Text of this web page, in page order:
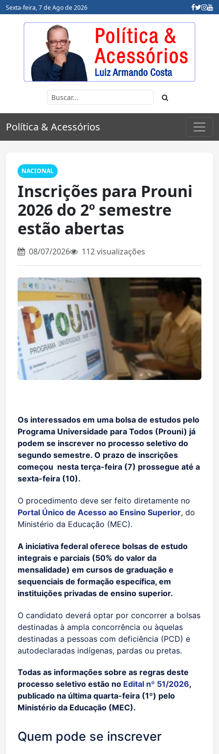
Sexta-feira, 7 de Ago de 2026
Política & Acessórios
NACIONAL
Inscrições para Prouni
2026 do 2º semestre
estão abertas
08/07/2026 112 visualizações
Os interessados em uma bolsa de estudos pelo
Programa Universidade para Todos (Prouni) já
podem se inscrever no processo seletivo do
segundo semestre. O prazo de inscrições
começou nesta terça-feira (7) prossegue até a
sexta-feira (10).
O procedimento deve ser feito diretamente no
Portal Único de Acesso ao Ensino Superior, do
Ministério da Educação (MEC).
A iniciativa federal oferece bolsas de estudo
integrais e parciais (50% do valor da
mensalidade) em cursos de graduação e
sequenciais de formação específica, em
instituições privadas de ensino superior.
O candidato deverá optar por concorrer a bolsas
destinadas à ampla concorrência ou àquelas
destinadas a pessoas com deficiência (PCD) e
autodeclaradas indígenas, pardas ou pretas.
Todas as informações sobre as regras deste
processo seletivo estão no Edital nº 51/2026,
publicado na última quarta-feira (1º) pelo
Ministério da Educação (MEC).
Quem pode se inscrever